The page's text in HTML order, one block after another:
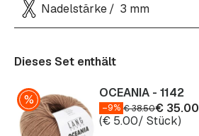
Nadelstärke 3 mm
Dieses Set enthält
OCEANIA - 1142
–9% €38.50€ 35.00
(€ 5.00/ Stück)